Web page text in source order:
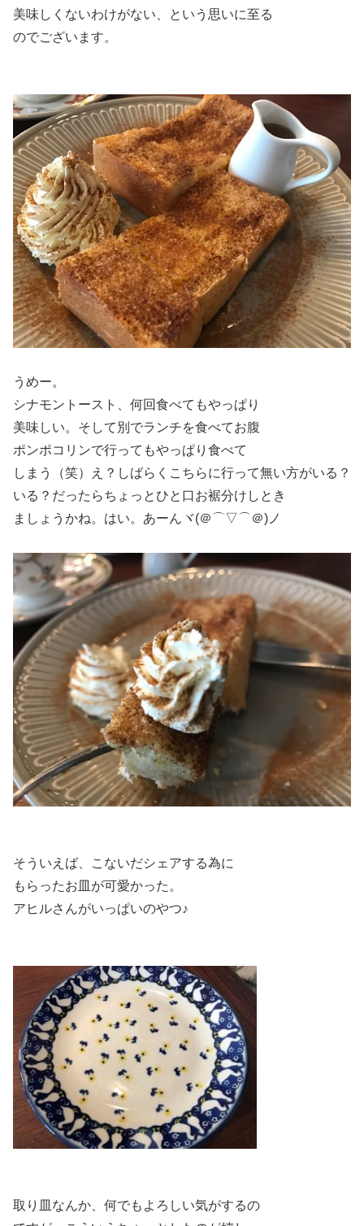
美味しくないわけがない、という思いに至る
のでございます。
うめー。
シナモントースト、何回食べてもやっぱり
美味しい。そして別でランチを食べてお腹
ポンポコリンで行ってもやっぱり食べて
しまう（笑）え？しばらくこちらに行って無い方がいる？
いる？だったらちょっとひと口お裾分けしとき
ましょうかね。はい。あーんヾ(＠⌒▽⌒＠)ノ
そういえば、こないだシェアする為に
もらったお皿が可愛かった。
アヒルさんがいっぱいのやつ♪
取り皿なんか、何でもよろしい気がするの